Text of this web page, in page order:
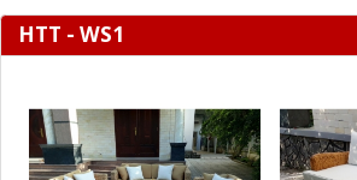
HTT - WS1